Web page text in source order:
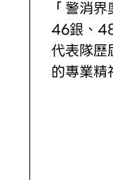
「警消
46銀、
代表隊歷
的專業精